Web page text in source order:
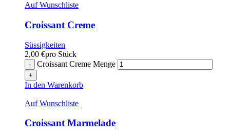
Auf Wunschliste
Croissant Creme
Süssigkeiten
2,00 €pro Stück
Croissant Creme Menge
In den Warenkorb
Auf Wunschliste
Croissant Marmelade